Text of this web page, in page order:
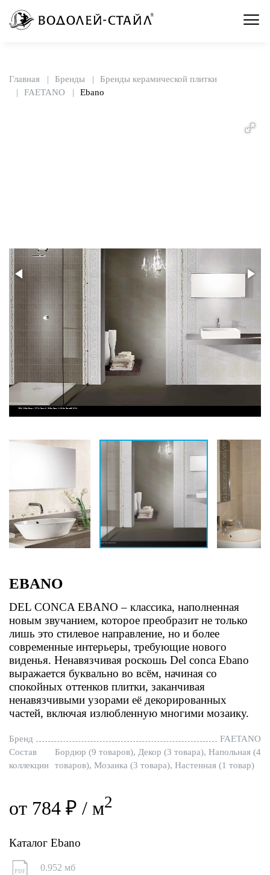
Главная Бренды
Бренды керамической плитки
FAETANO
Ebano
EBANO
DEL CONCA EBANO – классика, наполненная
новым звучанием, которое преобразит не только
лишь это стилевое направление, но и более
современные интерьеры, требующие нового
виденья. Ненавязчивая роскошь Del conca Ebano
выражается буквально во всём, начиная со
спокойных оттенков плитки, заканчивая
ненавязчивыми узорами её декорированных
частей, включая излюбленную многими мозаику.
Бренд
FAETANO
Состав
коллекции
Бордюр (9 товаров), Декор (3 товара), Напольная (4
товаров), Мозаика (3 товара), Настенная (1 товар)
от 784 ₽ / м2
Каталог Ebano
PDF 0.952 мб